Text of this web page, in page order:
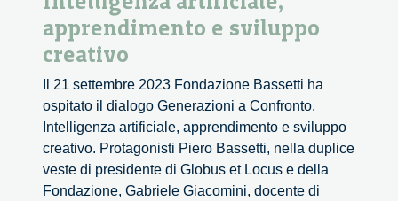
Generazioni
a
apprendimento e sviluppo
creativo
Il 21 settembre 2023 Fondazione Bassetti ha
ospitato il dialogo Generazioni a Confronto.
Intelligenza artificiale, apprendimento e sviluppo
creativo. Protagonisti Piero Bassetti, nella duplice
veste di presidente di Globus et Locus e della
Fondazione, Gabriele Giacomini, docente di